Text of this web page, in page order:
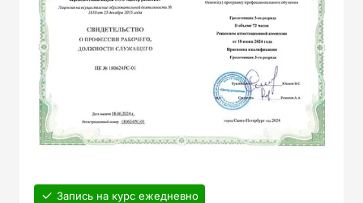
Запись на курс ежедневно